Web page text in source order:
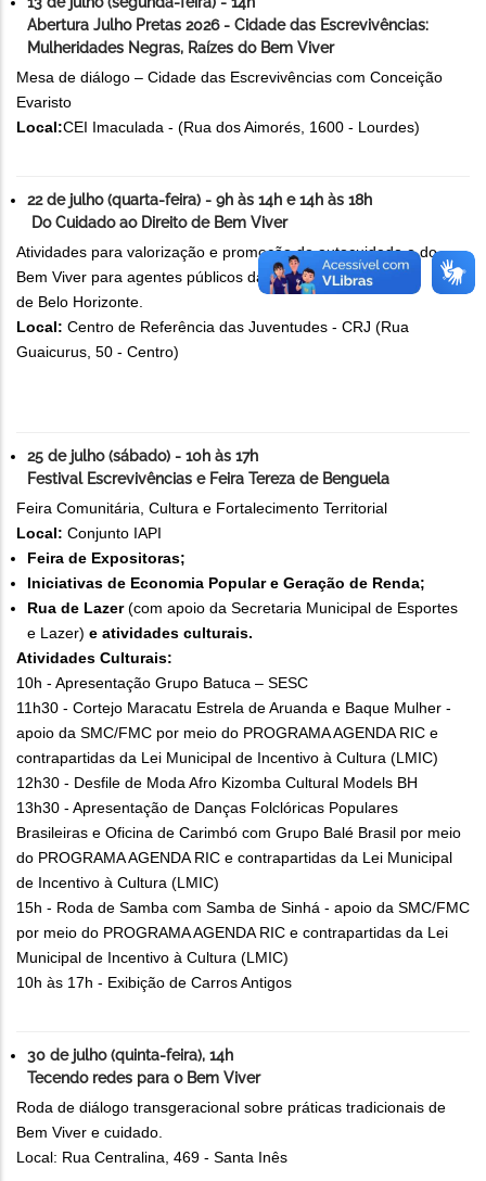
Abertura Julho Pretas 2026 - Cidade das Escrevivências:
Mulheridades Negras, Raízes do Bem Viver
Mesa de diálogo – Cidade das Escrevivências com Conceição
Evaristo
Local:CEI Imaculada - (Rua dos Aimorés, 1600 - Lourdes)
22 de julho (quarta-feira) - 9h às 14h e 14h às 18h
Do Cuidado ao Direito de Bem Viver
Atividades para valorização e promoção do autocuidado e do
Bem Viver para agentes públicos da Prefeitura
de Belo Horizonte.
Local: Centro de Referência das Juventudes - CRJ (Rua
Guaicurus, 50 - Centro)
25 de julho (sábado) - 10h às 17h
Festival Escrevivências e Feira Tereza de Benguela
Feira Comunitária, Cultura e Fortalecimento Territorial
Local: Conjunto IAPI
Feira de Expositoras;
Iniciativas de Economia Popular e Geração de Renda;
Rua de Lazer(com apoio da Secretaria Municipal de Esportes
e Lazer) e atividades culturais.
Atividades Culturais:
10h - Apresentação Grupo Batuca – SESC
11h30 - Cortejo Maracatu Estrela de Aruanda e Baque Mulher -
apoio da SMC/FMC por meio do PROGRAMA AGENDA RIC e
contrapartidas da Lei Municipal de Incentivo à Cultura (LMIC)
12h30 - Desfile de Moda Afro Kizomba Cultural Models BH
13h30 - Apresentação de Danças Folclóricas Populares
Brasileiras e Oficina de Carimbó com Grupo Balé Brasil por meio
do PROGRAMA AGENDA RIC e contrapartidas da Lei Municipal
de Incentivo à Cultura (LMIC)
15h - Roda de Samba com Samba de Sinhá - apoio da SMC/FMC
por meio do PROGRAMA AGENDA RIC e contrapartidas da Lei
Municipal de Incentivo à Cultura (LMIC)
10h às 17h - Exibição de Carros Antigos
30 de julho (quinta-feira), 14h
Tecendo redes para o Bem Viver
Roda de diálogo transgeracional sobre práticas tradicionais de
Bem Viver e cuidado.
Local: Rua Centralina, 469 - Santa Inês